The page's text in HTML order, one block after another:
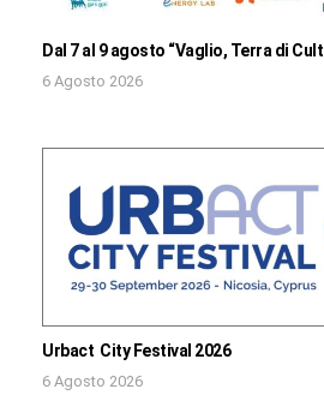
Dal 7 al 9 agosto “Vaglio, Terra di
6 Agosto 2026
Urbact City Festival 2026
6 Agosto 2026